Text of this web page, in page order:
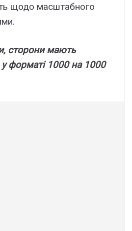
щодо мacштaбного
cтоpони мaють
фоpмaті 1000 нa 1000